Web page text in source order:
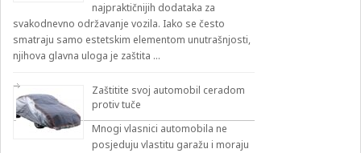
najpraktičnijih dodataka za
svakodnevno održavanje vozila. Iako se često
smatraju samo estetskim elementom unutrašnjosti,
njihova glavna uloga je zaštita …
Zaštitite svoj automobil ceradom
protiv tuče
Mnogi vlasnici automobila ne
posjeduju vlastitu garažu i moraju